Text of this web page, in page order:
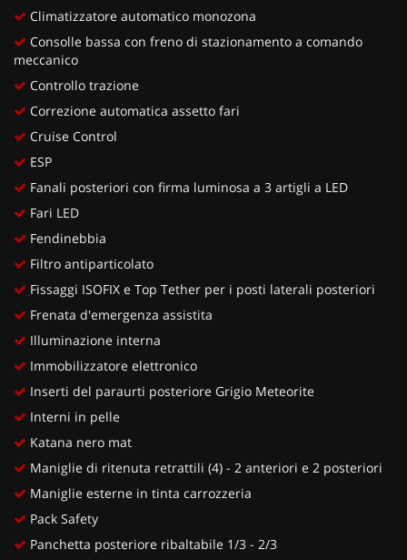
Climatizzatore automatico monozona
Consolle bassa con freno di stazionamento a comando
meccanico
Controllo trazione
Correzione automatica assetto fari
Cruise Control
ESP
Fanali posteriori con firma luminosa a 3 artigli a LED
Fari LED
Fendinebbia
Filtro antiparticolato
Fissaggi ISOFIX e Top Tether per i posti laterali posteriori
Frenata d'emergenza assistita
Illuminazione interna
Immobilizzatore elettronico
Inserti del paraurti posteriore Grigio Meteorite
Interni in pelle
Katana nero mat
Maniglie di ritenuta retrattili (4) - 2 anteriori e 2 posteriori
Maniglie esterne in tinta carrozzeria
Pack Safety
Panchetta posteriore ribaltabile 1/3 - 2/3